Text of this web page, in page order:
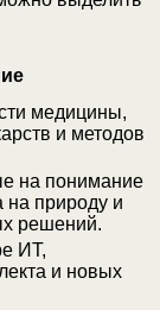
медицины,
и методов
на понимание
на природу и
решений.
ИТ,
и новых